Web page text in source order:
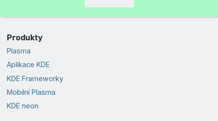
Produkty
Plasma
Aplikace KDE
KDE Frameworky
Mobilní Plasma
KDE neon